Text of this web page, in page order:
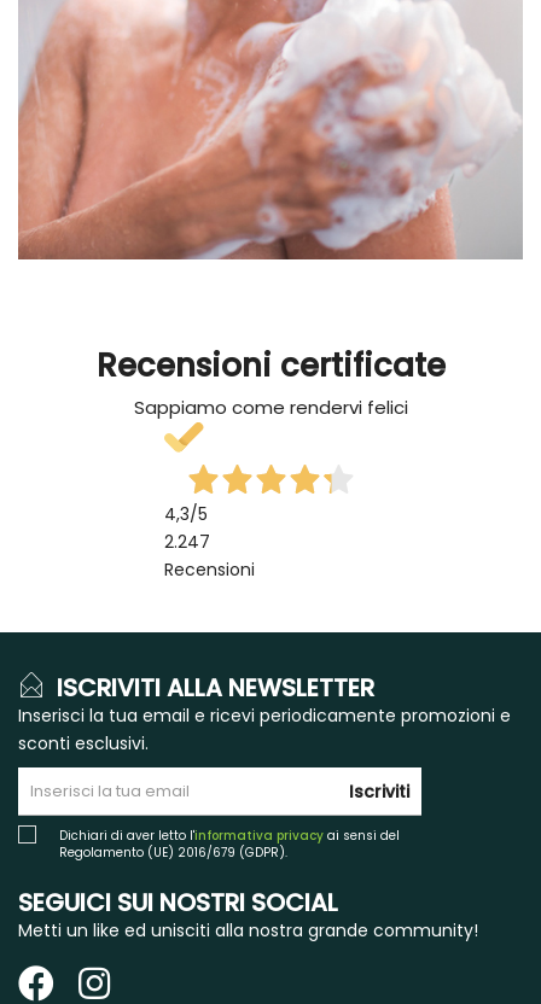
Recensioni certificate
Sappiamo come rendervi felici
4,3/5
2.247
Recensioni
ISCRIVITI ALLA NEWSLETTER
Inserisci la tua email e ricevi periodicamente promozioni e
sconti esclusivi.
Iscriviti
Dichiari di aver letto l'informativa privacy ai sensi del
Regolamento (UE) 2016/679 (GDPR).
SEGUICI SUI NOSTRI SOCIAL
Metti un like ed unisciti alla nostra grande community!